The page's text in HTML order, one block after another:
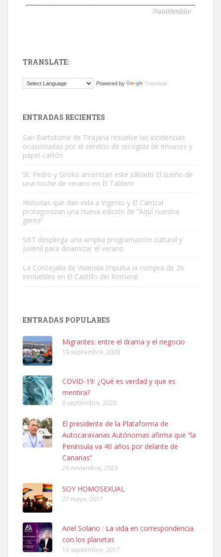
El ayuntamiento se va a llevar a Los Gatos callejeros de la zona los
Este gato macho ha aparecido en la calle hace menos de un mes,
es muy manso y extremadamente cari...
Leales.org » Gran Canaria
Leales.org » Gran Canaria
SHIBA PERDIDO AVDA JOSE MESA Y LOPEZ
PERRO MACHO RAZA SHIBA CON MICROCHIP PERDIDO HOY
06/07/2025 ZONA MESA Y LOPEZ. ES MUY ASUSTADIZO
Leales.org » Gran Canaria
6.7.2025
Ninfa perdida
El día 5 se los perdió una ninfa papillera, asustada tiene miedo a la
calle, se perdió por la zon...
TRANSLATE:
Powered by Translate
ENTRADAS RECIENTES
San Bartolomé de Tirajana resuelve las incidencias
ocasionadas por el servicio de recogida de envases y
papel-cartón
St. Pedro y Siroko amenizan este sábado El sueño de
una noche de verano en El Tablero
Historias que dan vida a Ingenio y El Carrizal
protagonizan una nueva edición de “Aquí nuestra
gente”
SBT despliega una amplia programación cultural y
juvenil para dinamizar el verano
La Concejalía de Vivienda impulsa la compra de 26
inmuebles en El Castillo del Romeral
ENTRADAS POPULARES
Migrantes: entre el drama y el negocio
19 septiembre, 2020
COVID-19: ¿Qué es verdad y que es
mentira?
6 septiembre, 2020
El presidente de la Plataforma de
Autocaravanas Autónomas afirma que “la
Península va 40 años por delante de
Canarias”
26 noviembre, 2023
SOY HOMOSEXUAL
27 mayo, 2017
Ariel Solano : La vida en correspondencia
con los planetas
13 septiembre, 2017